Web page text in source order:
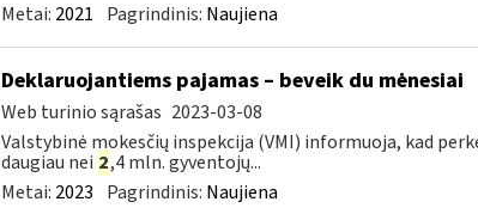
Metai: 2021 Pagrindinis: Naujiena
Deklaruojantiems pajamas – beveik du mėnesiai
Web turinio sąrašas 2023-03-08
Valstybinė mokesčių inspekcija (VMI) informuoja, kad
daugiau nei 2,4 mln. gyventojų...
Metai: 2023 Pagrindinis: Naujiena